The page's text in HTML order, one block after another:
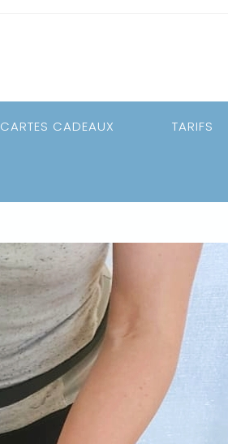
CARTES CADEAUX TARIFS